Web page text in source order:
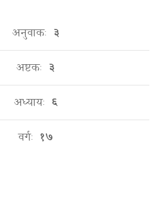
अनुवाकः ३
अष्टकः ३
अध्यायः ६
वर्गः १७